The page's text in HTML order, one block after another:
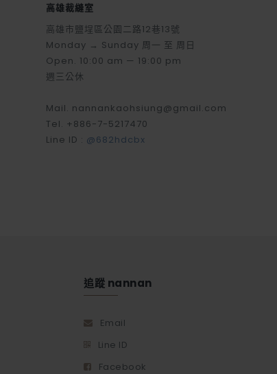
高雄裁縫室
高雄市鹽埕區公園二路12巷13號
Monday → Sunday 周一 至 周日
Open. 10:00 am — 19:00 pm
週三公休
Mail. nannankaohsiung@gmail.com
Tel. +886-7-5217470
Line ID : @682hdcbx
追蹤 nannan
Email
Line ID
Facebook